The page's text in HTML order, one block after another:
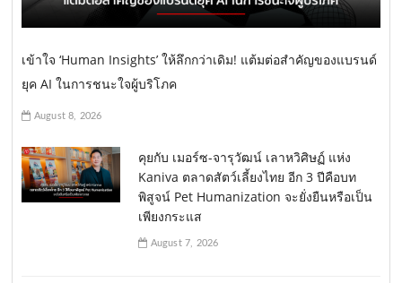
เข้าใจ ‘Human Insights’ ให้ลึกกว่าเดิม! แต้มต่อสำคัญของแบรนด์
ยุค AI ในการชนะใจผู้บริโภค
August 8, 2026
คุยกับ เมอร์ซ-จารุวัฒน์ เลาหวิศิษฏ์ แห่ง
Kaniva ตลาดสัตว์เลี้ยงไทย อีก 3 ปีคือบท
พิสูจน์ Pet Humanization จะยั่งยืนหรือเป็น
เพียงกระแส
August 7, 2026